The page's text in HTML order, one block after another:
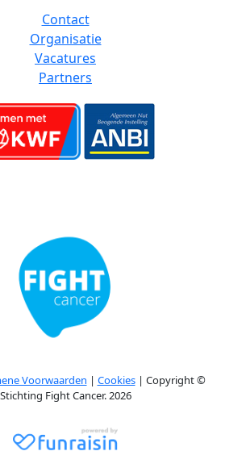
Contact
Organisatie
Vacatures
Partners
Voorwaarden | Cookies| Copyright ©
Stichting Fight Cancer. 2026